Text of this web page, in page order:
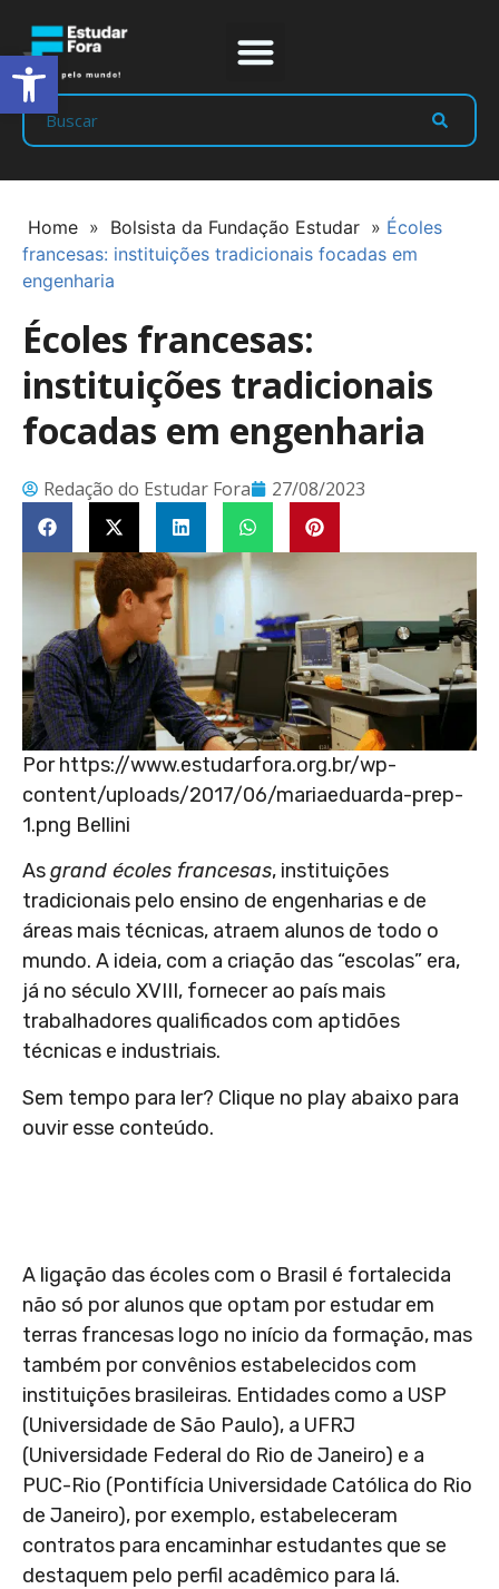
Home » Bolsista da Fundação Estudar » Écoles
francesas: instituições tradicionais focadas em
engenharia
Écoles francesas:
instituições tradicionais
focadas em engenharia
Redação do Estudar Fora 27/08/2023
Por https://www.estudarfora.org.br/wp-
content/uploads/2017/06/mariaeduarda-prep-
1.png Bellini
Asgrand écoles francesas, instituições
tradicionais pelo ensino de engenharias e de
áreas mais técnicas, atraem alunos de todo o
mundo. A ideia, com a criação das “escolas” era,
já no século XVIII, fornecer ao país mais
trabalhadores qualificados com aptidões
técnicas e industriais.
Sem tempo para ler? Clique no play abaixo para
ouvir esse conteúdo.
A ligação das écoles com o Brasil é fortalecida
não só por alunos que optam por estudar em
terras francesas logo no início da formação, mas
também por convênios estabelecidos com
instituições brasileiras. Entidades como a USP
(Universidade de São Paulo), a UFRJ
(Universidade Federal do Rio de Janeiro) e a
PUC-Rio (Pontifícia Universidade Católica do Rio
de Janeiro), por exemplo, estabeleceram
contratos para encaminhar estudantes que se
destaquem pelo perfil acadêmico para lá.
Abrir a barra de ferramentas